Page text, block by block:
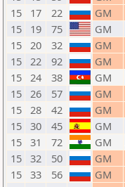
15
17 22 GM
15
19 75 GM
15 20 32 GM
15 22 92 GM
15 24 38 GM
15 26 57 GM
15 28 42 GM
15 30 45 GM
15 31 72 GM
15 32 50 GM
15 33 56 GM